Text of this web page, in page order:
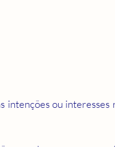
intenções ou interesses